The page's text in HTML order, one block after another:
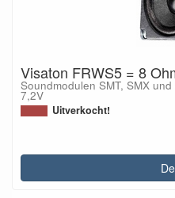
Visaton FRWS5 = 8
Soundmodulen SMT, SMX
7,2V
Uitverkocht!